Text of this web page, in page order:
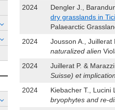
2024
Dengler J.,
dry grasslands in
Palaearctic
2024
Jousson A., Juillerat
naturalized alien
2024
Juillerat P. & Marazzi
Suisse) et
2024
Kiebacher T., Lucini
bryophytes and re-